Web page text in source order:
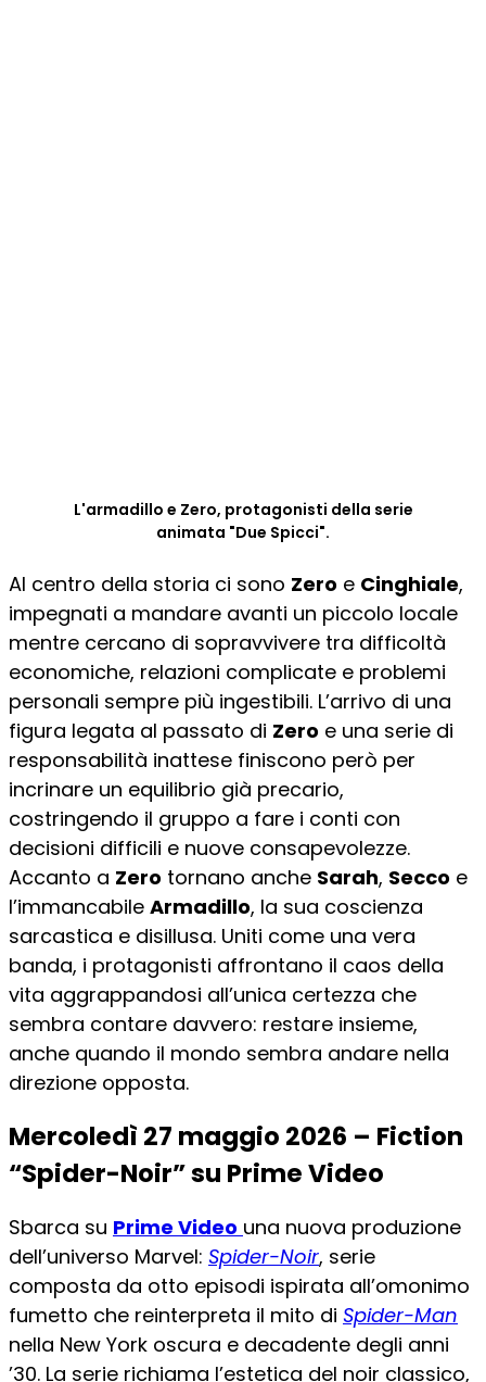
L'armadillo e Zero, protagonisti della serie
animata "Due Spicci".
Al centro della storia ci sono Zero e Cinghiale,
impegnati a mandare avanti un piccolo locale
mentre cercano di sopravvivere tra difficoltà
economiche, relazioni complicate e problemi
personali sempre più ingestibili. L’arrivo di una
figura legata al passato di Zero e una serie di
responsabilità inattese finiscono però per
incrinare un equilibrio già precario,
costringendo il gruppo a fare i conti con
decisioni difficili e nuove consapevolezze.
Accanto a Zero tornano anche Sarah, Secco e
l’immancabile Armadillo, la sua coscienza
sarcastica e disillusa. Uniti come una vera
banda, i protagonisti affrontano il caos della
vita aggrappandosi all’unica certezza che
sembra contare davvero: restare insieme,
anche quando il mondo sembra andare nella
direzione opposta.
Mercoledì 27 maggio 2026 – Fiction
“Spider-Noir” su Prime Video
Sbarca su Prime Video una nuova produzione
dell’universo Marvel: Spider-Noir, serie
composta da otto episodi ispirata all’omonimo
fumetto che reinterpreta il mito di Spider-Man
nella New York oscura e decadente degli anni
’30. La serie richiama l’estetica del noir classico,